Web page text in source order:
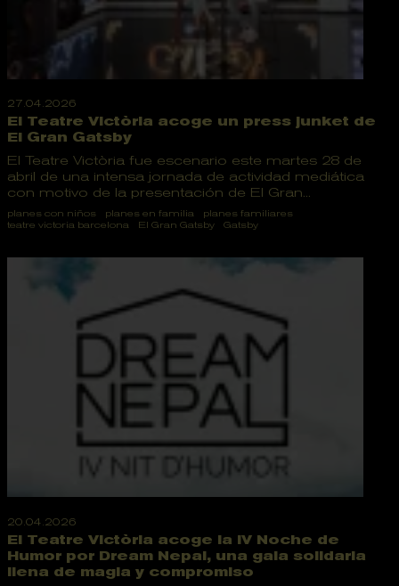
27.04.2026
El Teatre Victòria acoge un press junket de
El Gran Gatsby
El Teatre Victòria fue escenario este martes 28 de
abril de una intensa jornada de actividad mediática
con motivo de la presentación de El Gran...
planes con niños planes en familia
planes familiares
teatre victoria barcelona
El Gran Gatsby Gatsby
20.04.2026
El Teatre Victòria acoge la IV Noche de
Humor por Dream Nepal, una gala solidaria
llena de magia y compromiso